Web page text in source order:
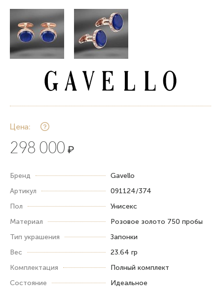
Цена:
298 000 ₽
Бренд
Gavello
Артикул
091124/374
Пол
Унисекс
Материал
Розовое золото 750 пробы
Тип украшения
Запонки
Вес
23.64 гр
Комплектация
Полный комплект
Состояние
Идеальное